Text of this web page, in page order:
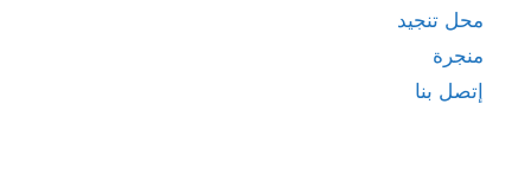
محل تنجيد
منجرة
إتصل بنا